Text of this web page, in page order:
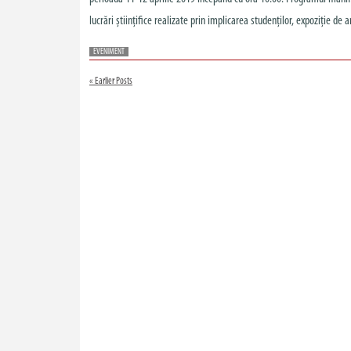
lucrări științifice realizate prin implicarea studenților, expoziție de
EVENIMENT
« Earlier Posts